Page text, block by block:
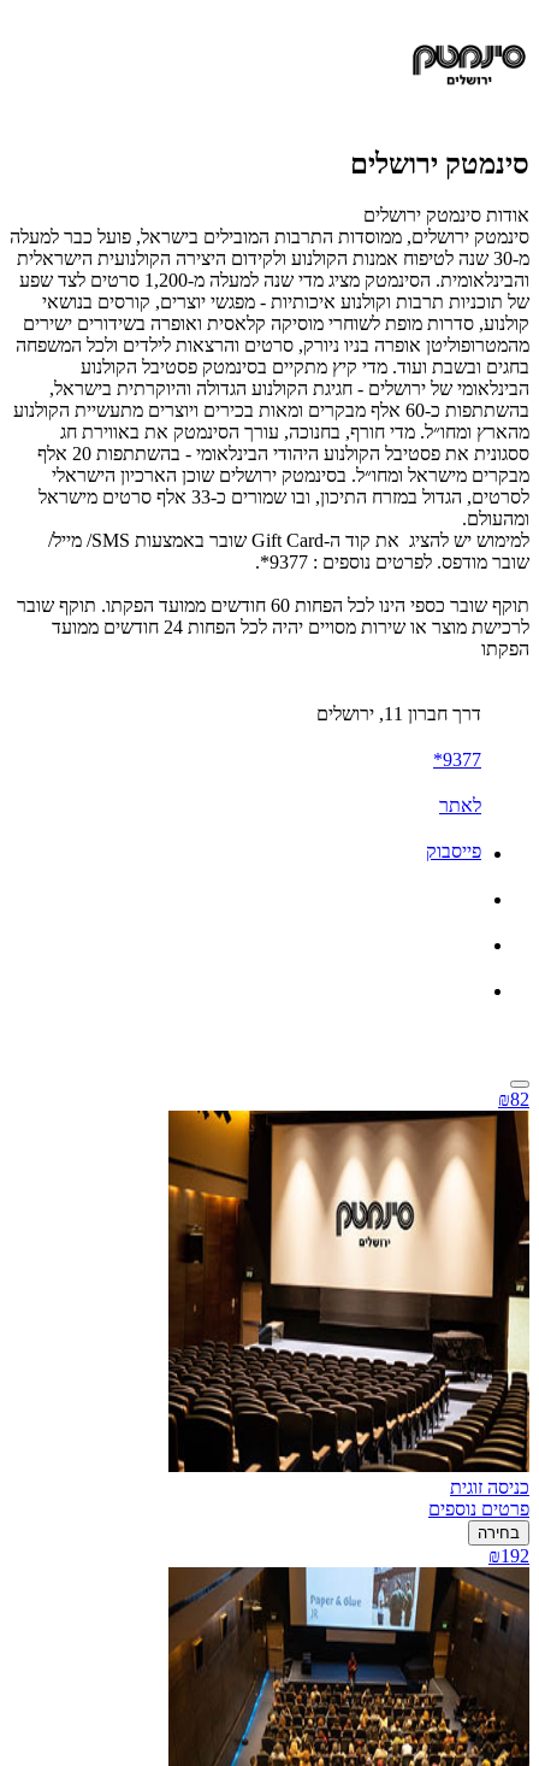
סינמטק ירושלים
אודות סינמטק ירושלים
סינמטק ירושלים, ממוסדות התרבות המובילים בישראל, פועל כבר למעלה
מ-30 שנה לטיפוח
אמנות הקולנוע ולקידום היצירה הקולנועית הישראלית
והבינלאומית. הסינמטק מציג מדי שנה למעלה מ-
1,200 סרטים לצד שפע
של תוכניות תרבות וקולנוע איכותיות - מפגשי יוצרים, קורסים בנושאי
קולנוע, סדרות מופת לשוחרי מוסיקה קלאסית ואופרה בשידורים ישירים
מהמטרופוליטן אופרה בניו ניורק, סרטים והרצאות לילדים ולכל המשפחה
בחגים ובשבת ועוד. מדי קיץ מתקיים בסינמטק פסטיבל הקולנוע
הבינלאומי של ירושלים - חגיגת הקולנוע הגדולה והיוקרתית בישראל,
בהשתתפות כ-60 אלף מבקרים ומאות בכירים ויוצרים מתעשיית הקולנוע
מהארץ ומחו״ל. מדי חורף, בחנוכה, עורך הסינמטק את באווירת חג
ססגונית את פסטיבל הקולנוע היהודי הבינלאומי - בהשתתפות 20 אלף
מבקרים מישראל ומחו״ל. בסינמטק ירושלים שוכן הארכיון הישראלי
לסרטים, הגדול במזרח התיכון, ובו שמורים כ-33 אלף סרטים מישראל
ומהעולם.
למימוש יש להציג את קוד ה-Gift Card שובר באמצעות SMS/ מייל/
שובר מודפס. לפרטים נוספים : 9377*.
תוקף שובר כספי הינו לכל הפחות 60 חודשים ממועד הפקתו. תוקף שובר
לרכישת מוצר או שירות מסויים יהיה לכל הפחות 24 חודשים ממועד
הפקתו
דרך חברון 11, ירושלים
9377*
לאתר
פייסבוק
₪82
כניסה זוגית
פרטים נוספים
בחירה
₪192